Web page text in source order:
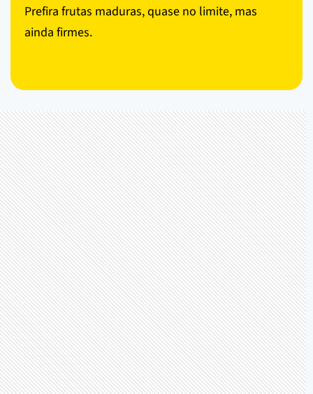
Prefira frutas maduras, quase no limite, mas
ainda firmes.